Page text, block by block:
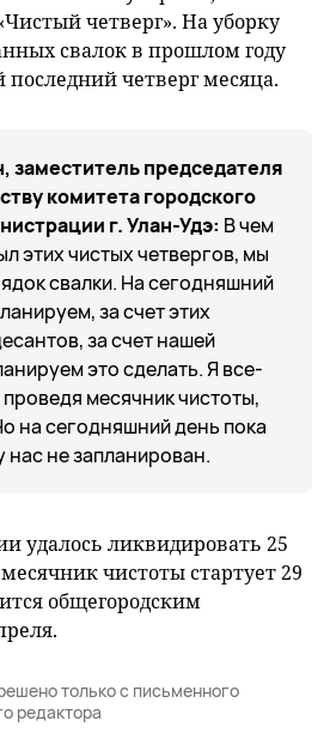
четверг». На уборку
свалок в прошлом году
четверг месяца.
заместитель председателя
комитета городского
г. Улан-Удэ: В чем
этих чистых четвергов, мы
свалки. На сегодняшний
за счет этих
за счет нашей
это сделать. Я все-
месячник чистоты,
на сегодняшний день пока
нас не запланирован.
удалось ликвидировать 25
чистоты стартует 29
общегородским
только с письменного
редактора